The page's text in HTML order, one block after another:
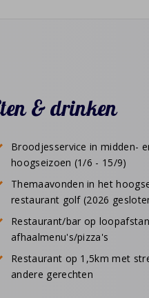
& drinken
Broodjesservice in midden-
hoogseizoen (1/6 - 15/9)
Themaavonden in het
restaurant golf (2026
Restaurant/bar op
afhaalmenu's/pizza's
Restaurant op 1,5km met
andere gerechten